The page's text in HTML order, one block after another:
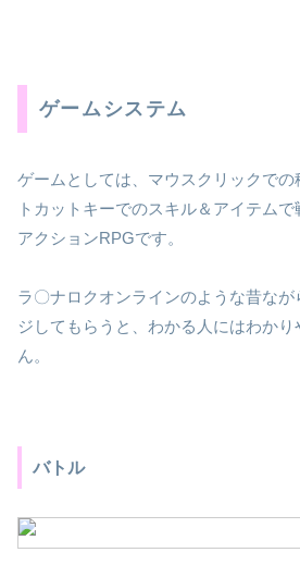
ゲームシステム
ゲームとしては、マウスクリックで
トカットキーでのスキル＆アイテム
アクションRPGです。
ラ〇ナロクオンラインのような昔な
ジしてもらうと、わかる人にはわか
ん。
バトル